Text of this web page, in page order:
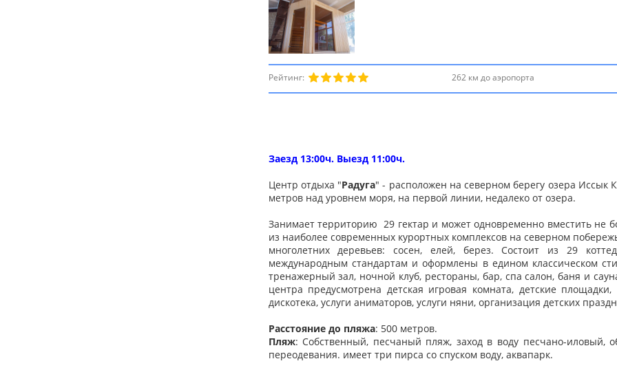
Рейтинг: 262 км до аэропорта
Заезд 13:00ч. Выезд 11:00ч.
Центр отдыха "Радуга" - расположен на северном берегу озера Иссык
метров над уровнем моря, на первой линии, недалеко от озера.
Занимает территорию 29 гектар и может одновременно вместить не
из наиболее современных курортных комплексов на северном
многолетних деревьев: сосен, елей, берез. Состоит из 29
международным стандартам и оформлены в едином классическом
тренажерный зал, ночной клуб, рестораны, бар, спа салон, баня и
центра предусмотрена детская игровая комната, детские
дискотека, услуги аниматоров, услуги няни, организация детских
Расстояние до пляжа: 500 метров.
Пляж: Собственный, песчаный пляж, заход в воду песчано-иловый,
переодевания. имеет три пирса со спуском воду, аквапарк.